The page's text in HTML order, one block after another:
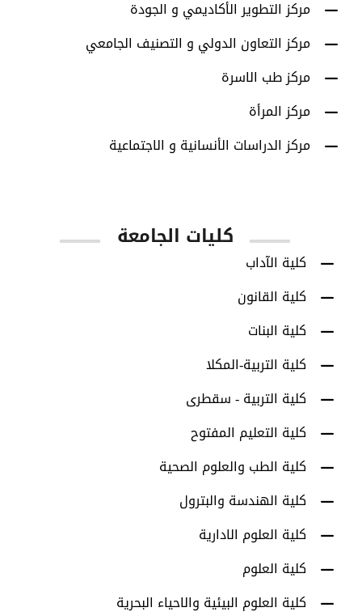
مركز التطوير الأكاديمي و الجودة
مركز التعاون الدولي و التصنيف الجامعي
مركز طب الاسرة
مركز المرأة
مركز الدراسات الأنسانية و الاجتماعية
كليات الجامعة
كلية الآداب
كلية القانون
كلية البنات
كلية التربية-المكلا
كلية التربية - سقطرى
كلية التعليم المفتوح
كلية الطب والعلوم الصحية
كلية الهندسة والبترول
كلية العلوم الادارية
كلية العلوم
كلية العلوم البيئية والاحياء البحرية